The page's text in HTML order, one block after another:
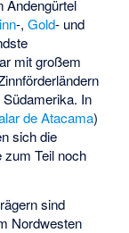
Andengürtel
-,Gold- und
mit großem
In
de Atacama)
sich die
zum Teil noch
sind
Nordwesten